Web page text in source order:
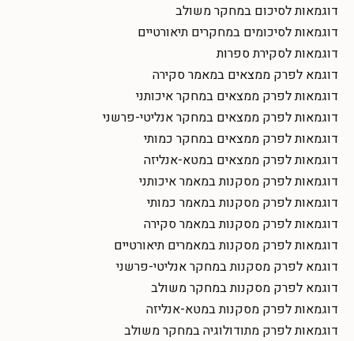
דוגמאות לסיכום במחקר משולב
דוגמאות לסיכומים במחקרים תיאורטיים
דוגמאות לסקירת ספרות
דוגמא לפרק ממצאים במאמר סקירה
דוגמאות לפרק ממצאים במחקר איכותני
דוגמאות לפרק ממצאים במחקר אנליטי-פרשני
דוגמאות לפרק ממצאים במחקר כמותי
דוגמאות לפרק ממצאים במטא-אנליזה
דוגמאות לפרק מסקנות במאמר איכותני
דוגמאות לפרק מסקנות במאמר כמותי
דוגמאות לפרק מסקנות במאמר סקירה
דוגמאות לפרק מסקנות במאמרים תיאורטיים
דוגמא לפרק מסקנות במחקר אנליטי-פרשני
דוגמא לפרק מסקנות במחקר משולב
דוגמאות לפרק מסקנות במטא-אנליזה
דוגמאות לפרק מתודולוגיה במחקר משולב